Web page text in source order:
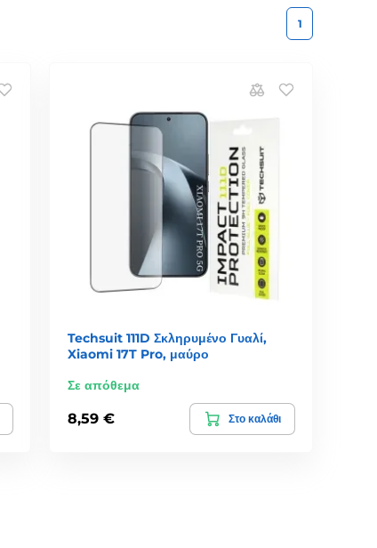
1
Techsuit 111D Σκληρυμένο Γυαλί,
Xiaomi 17T Pro, μαύρο
Σε απόθεμα
8,59 € Στο καλάθι